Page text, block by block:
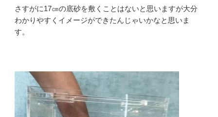
さすがに17㎝の底砂を敷くことはないと思いますが大分
わかりやすくイメージができたんじゃいかなと思いま
す。